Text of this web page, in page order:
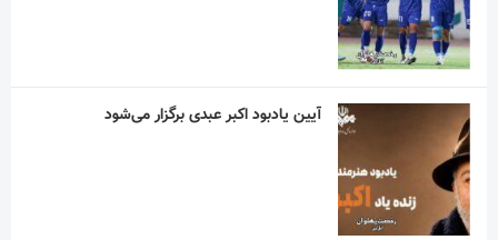
آیین یادبود اکبر عبدی برگزار می‌شود